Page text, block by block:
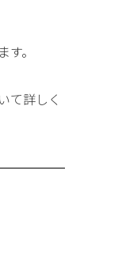
。
て詳しく